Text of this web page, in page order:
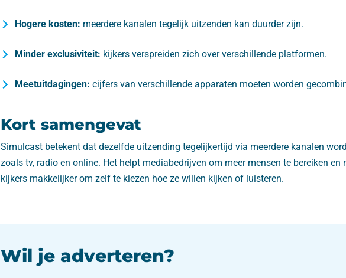
Hogere kosten: meerdere kanalen tegelijk uitzenden kan duurder zijn.
Minder exclusiviteit: kijkers verspreiden zich over verschillende platformen.
Meetuitdagingen: cijfers van verschillende apparaten moeten worden
Kort samengevat
Simulcast betekent dat dezelfde uitzending tegelijkertijd via meerdere kanalen
zoals tv, radio en online. Het helpt mediabedrijven om meer mensen te bereiken en
kijkers makkelijker om zelf te kiezen hoe ze willen kijken of luisteren.
Wil je adverteren?